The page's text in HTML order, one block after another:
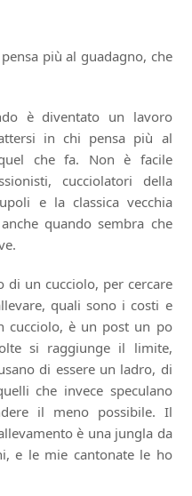
più al guadagno, che
è diventato un lavoro
in chi pensa più al
che fa. Non è facile
cucciolatori della
e la classica vecchia
quando sembra che
di un cucciolo, per cercare
quali sono i costi e
cucciolo, è un post un po
si raggiunge il limite,
di essere un ladro, di
che invece speculano
il meno possibile. Il
è una jungla da
e le mie cantonate le ho